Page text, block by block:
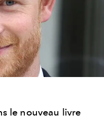
le nouveau livre